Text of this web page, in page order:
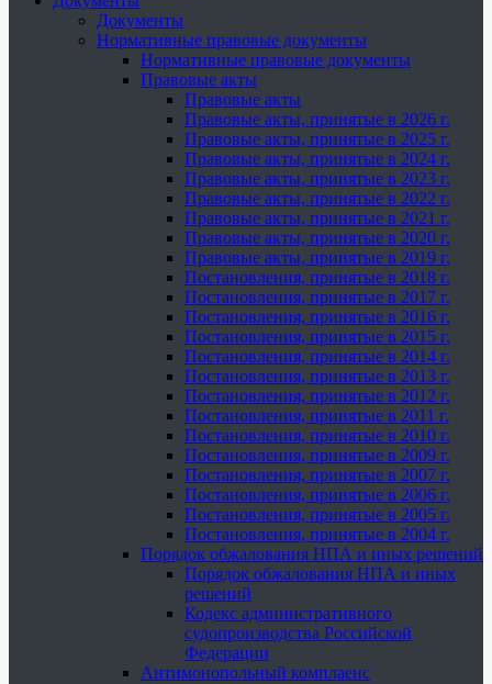
Документы
Нормативные правовые документы
Нормативные правовые документы
Правовые акты
Правовые акты
Правовые акты, принятые в 2026 г.
Правовые акты, принятые в 2025 г.
Правовые акты, принятые в 2024 г.
Правовые акты, принятые в 2023 г.
Правовые акты, принятые в 2022 г.
Правовые акты, принятые в 2021 г.
Правовые акты, принятые в 2020 г.
Правовые акты, принятые в 2019 г.
Постановления, принятые в 2018 г.
Постановления, принятые в 2017 г.
Постановления, принятые в 2016 г.
Постановления, принятые в 2015 г.
Постановления, принятые в 2014 г.
Постановления, принятые в 2013 г.
Постановления, принятые в 2012 г.
Постановления, принятые в 2011 г.
Постановления, принятые в 2010 г.
Постановления, принятые в 2009 г.
Постановления, принятые в 2007 г.
Постановления, принятые в 2006 г.
Постановления, принятые в 2005 г.
Постановления, принятые в 2004 г.
Порядок обжалования НПА и иных решений
Порядок обжалования НПА и иных
решений
Кодекс административного
судопроизводства Российской
Федерации
Антимонопольный комплаенс